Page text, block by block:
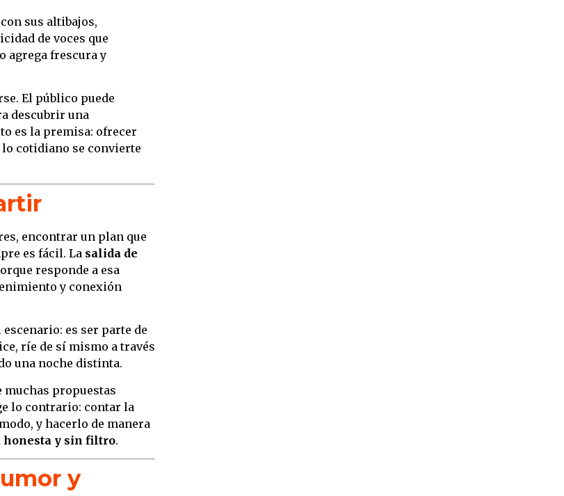
sus altibajos,
de voces que
agrega frescura y
El público puede
descubrir una
es la premisa: ofrecer
lo cotidiano se convierte
encontrar un plan que
es fácil. La salida de
responde a esa
y conexión
es ser parte de
ríe de sí mismo a través
una noche distinta.
muchas propuestas
lo contrario: contar la
y hacerlo de manera
honesta y sin filtro.
y